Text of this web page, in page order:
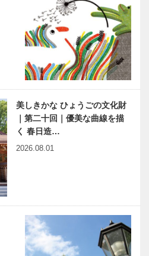
美しきかな ひょうごの文化財
｜第二十回｜優美な曲線を描
く 春日造…
2026.08.01